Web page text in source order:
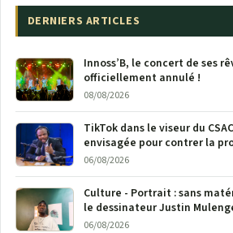
DERNIERS ARTICLES
Innoss’B, le concert de ses
officiellement annulé !
08/08/2026
TikTok dans le viseur du
envisagée pour contrer la
M23
06/08/2026
Culture - Portrait : sans
le dessinateur Justin
poser son crayon
06/08/2026